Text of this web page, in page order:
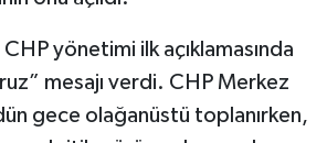
CHP yönetimi ilk açıklamasında
mesajı verdi. CHP Merkez
gece olağanüstü toplanırken,